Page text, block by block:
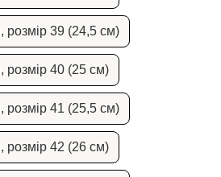
розмір 39 (24,5 см)
розмір 40 (25 см)
розмір 41 (25,5 см)
розмір 42 (26 см)